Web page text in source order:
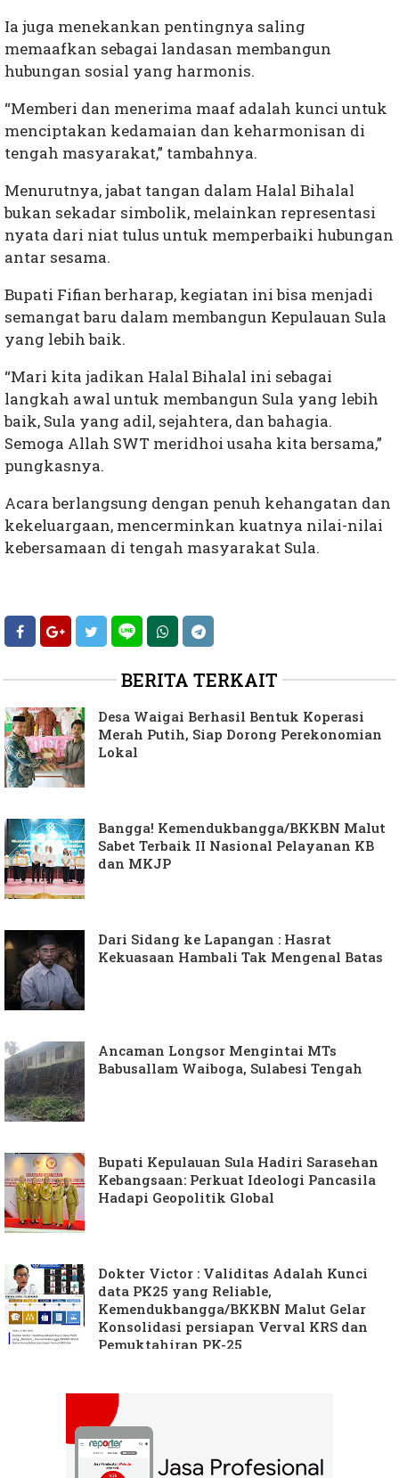
Ia juga menekankan pentingnya saling
memaafkan sebagai landasan membangun
hubungan sosial yang harmonis.
“Memberi dan menerima maaf adalah kunci untuk
menciptakan kedamaian dan keharmonisan di
tengah masyarakat,” tambahnya.
Menurutnya, jabat tangan dalam Halal Bihalal
bukan sekadar simbolik, melainkan representasi
nyata dari niat tulus untuk memperbaiki hubungan
antar sesama.
Bupati Fifian berharap, kegiatan ini bisa menjadi
semangat baru dalam membangun Kepulauan Sula
yang lebih baik.
“Mari kita jadikan Halal Bihalal ini sebagai
langkah awal untuk membangun Sula yang lebih
baik, Sula yang adil, sejahtera, dan bahagia.
Semoga Allah SWT meridhoi usaha kita bersama,”
pungkasnya.
Acara berlangsung dengan penuh kehangatan dan
kekeluargaan, mencerminkan kuatnya nilai-nilai
kebersamaan di tengah masyarakat Sula.
BERITA TERKAIT
Desa Waigai Berhasil Bentuk Koperasi
Merah Putih, Siap Dorong Perekonomian
Lokal
Bangga! Kemendukbangga/BKKBN Malut
Sabet Terbaik II Nasional Pelayanan KB
dan MKJP
Dari Sidang ke Lapangan : Hasrat
Kekuasaan Hambali Tak Mengenal Batas
Ancaman Longsor Mengintai MTs
Babusallam Waiboga, Sulabesi Tengah
Bupati Kepulauan Sula Hadiri Sarasehan
Kebangsaan: Perkuat Ideologi Pancasila
Hadapi Geopolitik Global
Dokter Victor : Validitas Adalah Kunci
data PK25 yang Reliable,
Kemendukbangga/BKKBN Malut Gelar
Konsolidasi persiapan Verval KRS dan
Pemuktahiran PK-25